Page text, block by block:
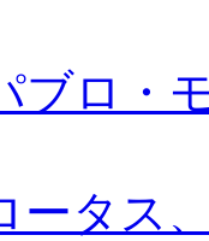
ブロ・
ータス